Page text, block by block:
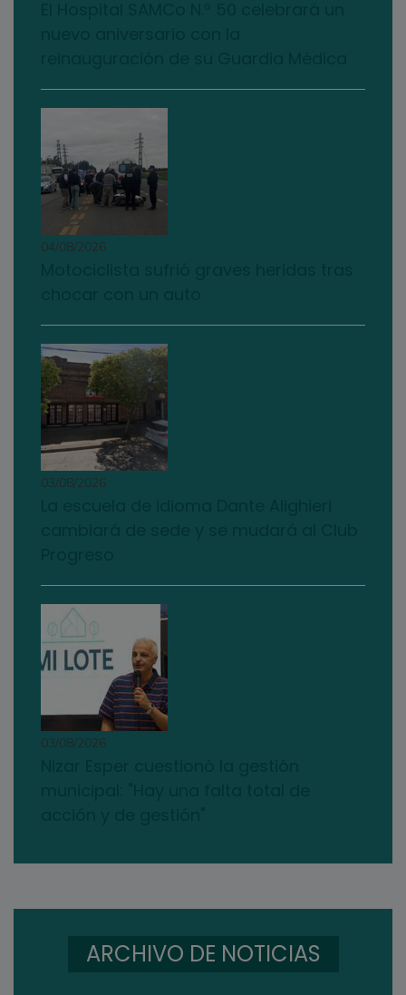
04/08/2026
03/08/2026
03/08/2026
ARCHIVO DE NOTICIAS